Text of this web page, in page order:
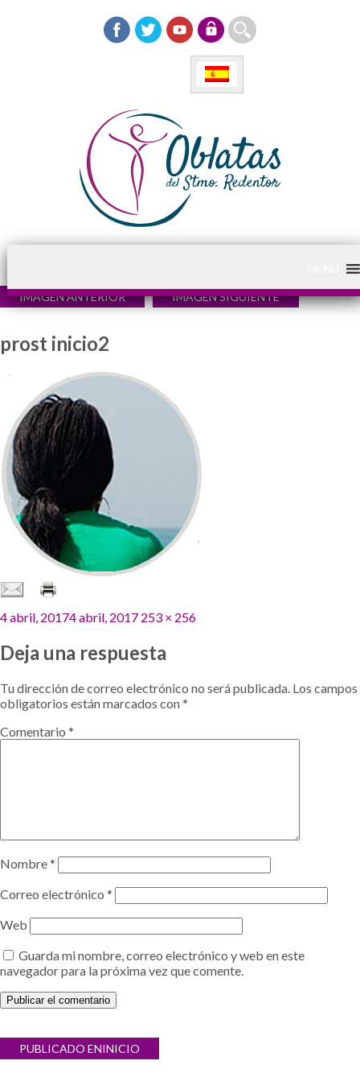
IMAGEN ANTERIOR IMAGEN SIGUIENTE
prost inicio2
Publicado
4 abril, 20174 abril, 2017 Tamaño
253 × 256
Deja una respuesta
Tu dirección de correo electrónico no será publicada. Los campos
obligatorios están marcados con*
Comentario *
Nombre*
Correo electrónico *
Web
Guarda mi nombre, correo electrónico y web en este
navegador para la próxima vez que comente.
Navegación
de
PUBLICADO ENINICIO